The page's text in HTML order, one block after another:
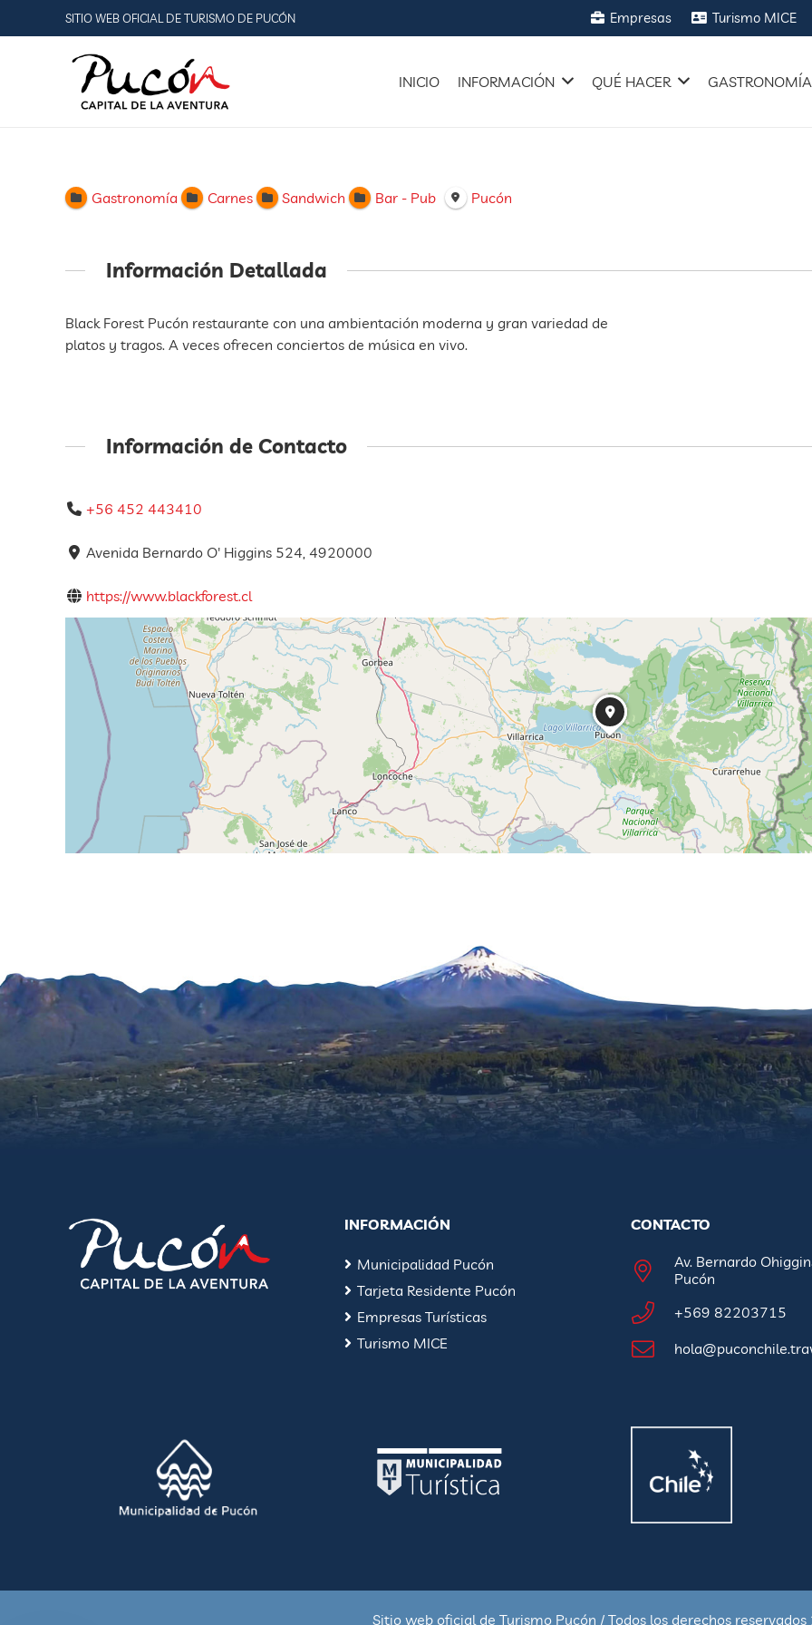
SITIO WEB OFICIAL DE TURISMO DE PUCÓN Empresas Turismo MICE
INICIO INFORMACIÓN QUÉ HACER GASTRONOMÍA
Gastronomía Carnes Sandwich Bar - Pub Pucón
Información Detallada
Black Forest Pucón restaurante con una ambientación moderna y gran variedad de
platos y tragos. A veces ofrecen conciertos de música en vivo.
Información de Contacto
+56 452 443410
Avenida Bernardo O' Higgins 524, 4920000
https://www.blackforest.cl
INFORMACIÓN
Municipalidad Pucón
Tarjeta Residente Pucón
Empresas Turísticas
Turismo MICE
CONTACTO
Av. Bernardo
Pucón
+569 82203715
Sitio web oficial de Turismo Pucón / Todos los derechos